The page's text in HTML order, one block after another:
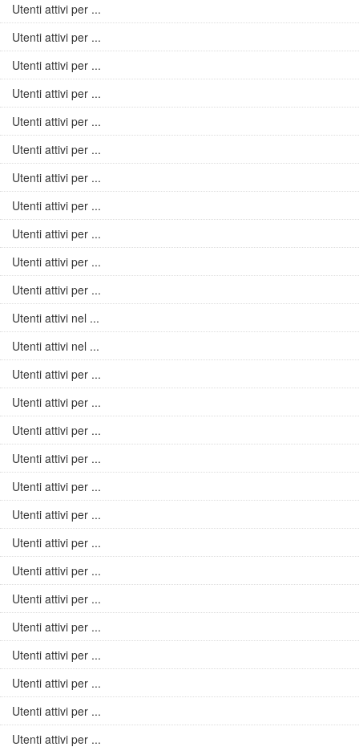
Utenti attivi per ...
Utenti attivi per ...
Utenti attivi per ...
Utenti attivi per ...
Utenti attivi per ...
Utenti attivi per ...
Utenti attivi per ...
Utenti attivi per ...
Utenti attivi per ...
Utenti attivi per ...
Utenti attivi per ...
Utenti attivi nel ...
Utenti attivi nel ...
Utenti attivi per ...
Utenti attivi per ...
Utenti attivi per ...
Utenti attivi per ...
Utenti attivi per ...
Utenti attivi per ...
Utenti attivi per ...
Utenti attivi per ...
Utenti attivi per ...
Utenti attivi per ...
Utenti attivi per ...
Utenti attivi per ...
Utenti attivi per ...
Utenti attivi per ...